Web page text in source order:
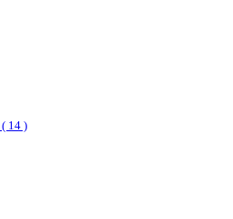
( 14 )